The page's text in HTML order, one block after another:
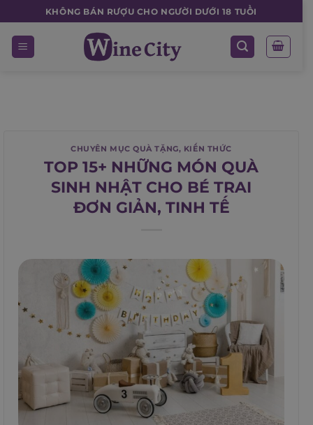
to
content
KHÔNG BÁN RƯỢU CHO NGƯỜI DƯỚI 18 TUỔI
CHUYÊN MỤC QUÀ TẶNG, KIẾN THỨC
TOP 15+ NHỮNG MÓN QUÀ
SINH NHẬT CHO BÉ TRAI
ĐƠN GIẢN, TINH TẾ